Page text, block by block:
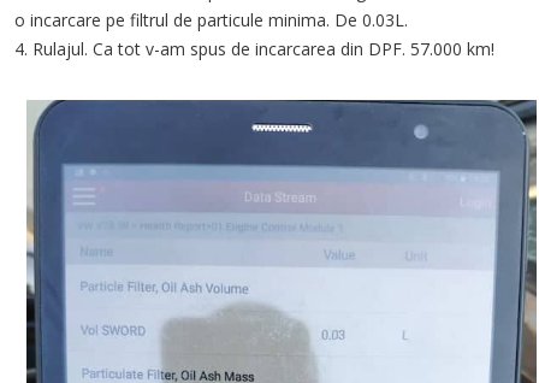
o incarcare pe filtrul de particule minima. De 0.03L.
4. Rulajul. Ca tot v-am spus de incarcarea din DPF. 57.000 km!